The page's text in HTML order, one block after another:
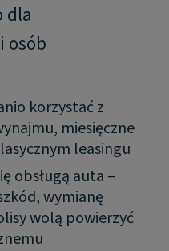
dla
osób
korzystać z
miesięczne
leasingu
obsługą auta –
wymianę
wolą powierzyć